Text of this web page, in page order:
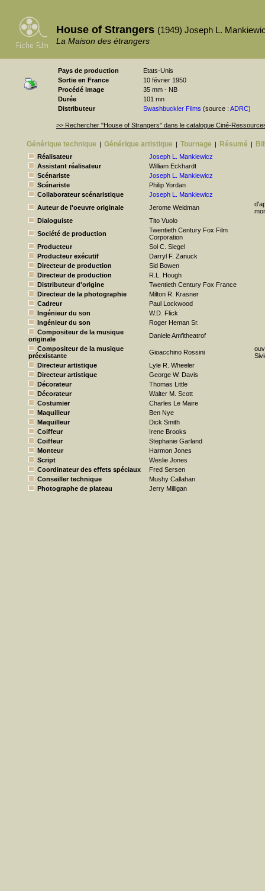
House of Strangers (1949) Joseph L.
La Maison des étrangers
Pays de production
Etats-Unis
Sortie en France
10 février 1950
Procédé image
35 mm - NB
Durée
101 mn
Distributeur
Swashbuckler Films (source : ADRC)
>> Rechercher "House of Strangers" dans le catalogue Ciné-
Générique technique | Générique artistique | Tournage | Résumé |
Réalisateur
Joseph L. Mankiewicz
Assistant réalisateur
William Eckhardt
Scénariste
Joseph L. Mankiewicz
Scénariste
Philip Yordan
Collaborateur scénaristique
Joseph L. Mankiewicz
Auteur de l'oeuvre originale
Jerome Weidman
Dialoguiste
Tito Vuolo
Société de production
Twentieth Century Fox Film
Corporation
Producteur
Sol C. Siegel
Producteur exécutif
Darryl F. Zanuck
Directeur de production
Sid Bowen
Directeur de production
R.L. Hough
Distributeur d'origine
Twentieth Century Fox France
Directeur de la photographie
Milton R. Krasner
Cadreur
Paul Lockwood
Ingénieur du son
W.D. Flick
Ingénieur du son
Roger Heman Sr.
Compositeur de la musique
originale
Daniele Amfitheatrof
Compositeur de la musique
préexistante
Gioacchino Rossini
Directeur artistique
Lyle R. Wheeler
Directeur artistique
George W. Davis
Décorateur
Thomas Little
Décorateur
Walter M. Scott
Costumier
Charles Le Maire
Maquilleur
Ben Nye
Maquilleur
Dick Smith
Coiffeur
Irene Brooks
Coiffeur
Stephanie Garland
Monteur
Harmon Jones
Script
Weslie Jones
Coordinateur des effets spéciaux
Fred Sersen
Conseiller technique
Mushy Callahan
Photographe de plateau
Jerry Milligan